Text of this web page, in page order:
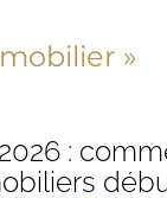
»
: